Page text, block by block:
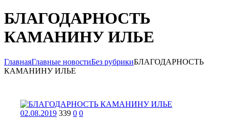
БЛАГОДАРНОСТЬ
КАМАНИНУ ИЛЬЕ
ГлавнаяГлавные новостиБез рубрикиБЛАГОДАРНОСТЬ
КАМАНИНУ ИЛЬЕ
02.08.2019 339 0 0